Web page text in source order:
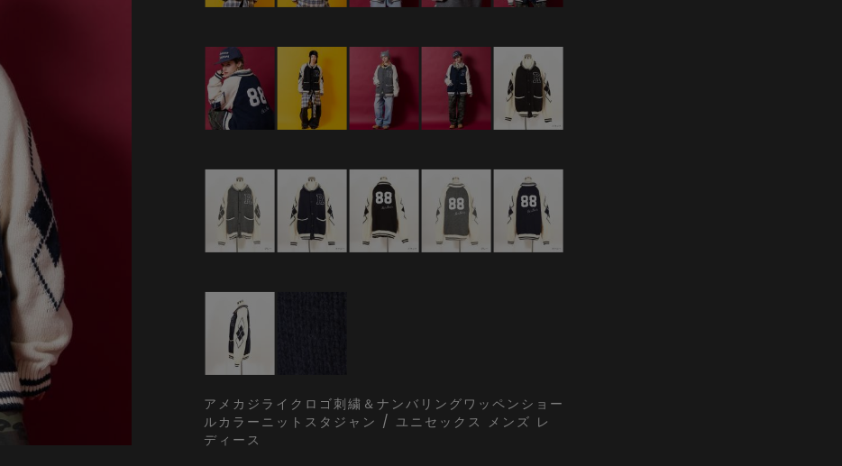
アメカジライクロゴ刺繍＆ナンバリングワッペンショー
ルカラーニットスタジャン / ユニセックス メンズ レ
ディース